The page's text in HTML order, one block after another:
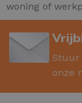
woning of
Stuur
onze